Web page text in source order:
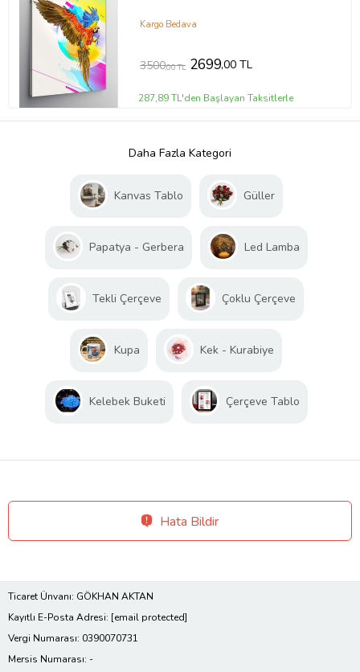
Kargo Bedava
3500,00 TL 2699,00 TL
287,89 TL'den Başlayan Taksitlerle
Daha Fazla Kategori
Kanvas Tablo Güller
Papatya - Gerbera Led Lamba
Tekli Çerçeve Çoklu Çerçeve
Kupa Kek - Kurabiye
Kelebek Buketi Çerçeve Tablo
Hata Bildir
Ticaret Ünvanı: GÖKHAN AKTAN
Kayıtlı E-Posta Adresi: [email protected]
Vergi Numarası: 0390070731
Mersis Numarası: -